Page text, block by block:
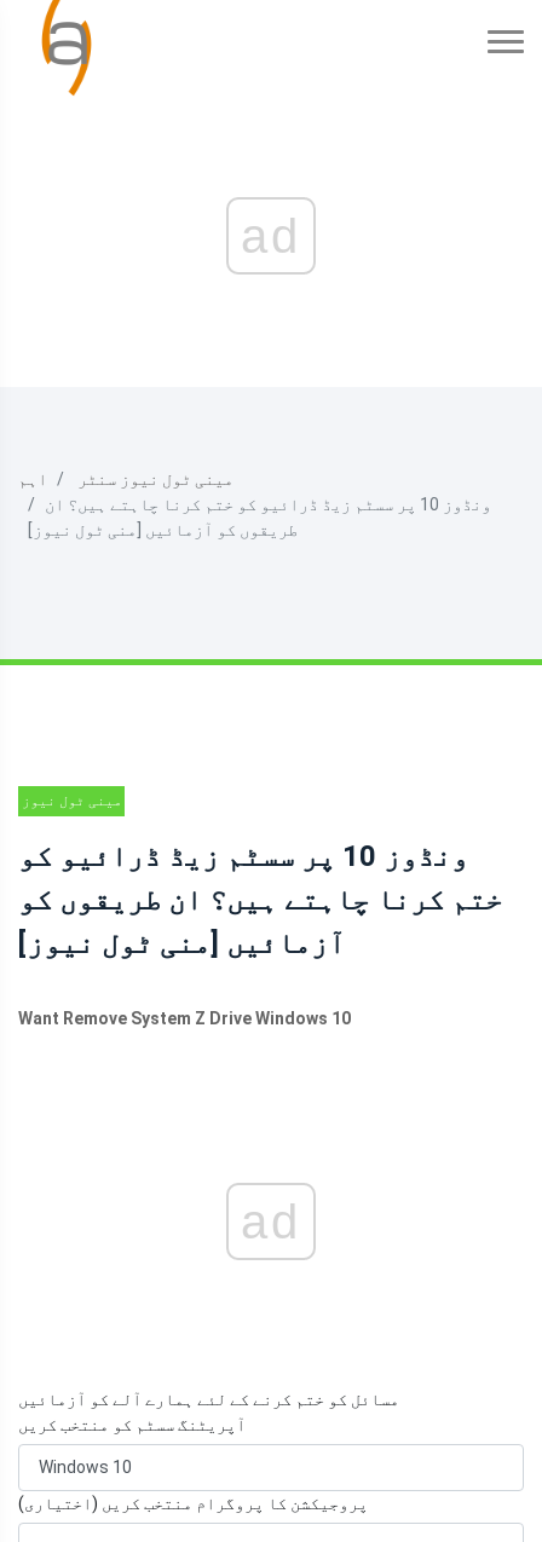
ad
اہم
مینی ٹول نیوز سنٹر
ونڈوز 10 پر سسٹم زیڈ ڈرائیو کو ختم کرنا چاہتے ہیں؟ ان
طریقوں کو آزمائیں [منی ٹول نیوز]
مینی ٹول نیوز
ونڈوز 10 پر سسٹم زیڈ ڈرائیو کو
ختم کرنا چاہتے ہیں؟ ان طریقوں کو
آزمائیں [منی ٹول نیوز]
Want Remove System Z Drive Windows 10
ad
مسائل کو ختم کرنے کے لئے ہمارے آلے کو آزمائیں
آپریٹنگ سسٹم کو منتخب کریں
پروجیکشن کا پروگرام منتخب کریں (اختیاری)